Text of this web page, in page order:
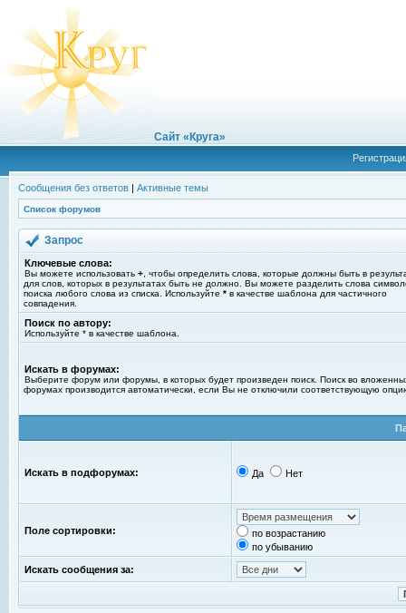
Сайт «Круга»
Сообщения без ответов | Активные темы
Список форумов
Запрос
Ключевые слова:
Вы можете использовать + , чтобы определить слова, которые должны быть в
для слов, которых в результатах быть не должно. Вы можете разделить слова
поиска любого слова из списка. Используйте * в качестве шаблона для частичного
совпадения.
Поиск по автору:
Используйте * в качестве шаблона.
Искать в форумах:
Выберите форум или форумы, в которых будет произведен поиск. Поиск во
форумах производится автоматически, если Вы не отключили соответствующую
Искать в подфорумах: Да Нет
Поле сортировки:
по возрастанию
по убыванию
Искать сообщения за: